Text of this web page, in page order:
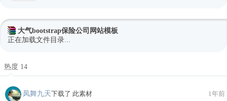
大气bootstrap保险公司网站模板
正在加载文件目录...
热度 14
凤舞九天下载了 此素材 1年前